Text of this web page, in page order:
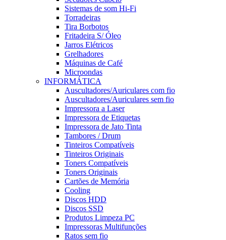
Sistemas de som Hi-Fi
Torradeiras
Tira Borbotos
Fritadeira S/ Óleo
Jarros Elétricos
Grelhadores
Máquinas de Café
Microondas
INFORMÁTICA
Auscultadores/Auriculares com fio
Auscultadores/Auriculares sem fio
Impressora a Laser
Impressora de Etiquetas
Impressora de Jato Tinta
Tambores / Drum
Tinteiros Compatíveis
Tinteiros Originais
Toners Compatíveis
Toners Originais
Cartões de Memória
Cooling
Discos HDD
Discos SSD
Produtos Limpeza PC
Impressoras Multifunções
Ratos sem fio